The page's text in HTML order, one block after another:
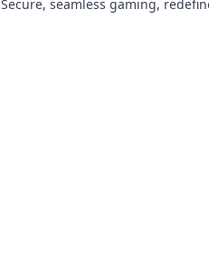
Secure, seamless gaming,